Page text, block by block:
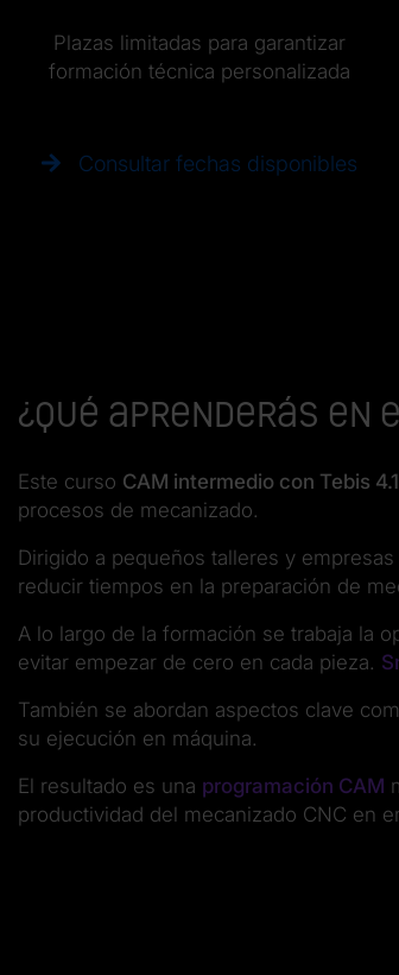
Plazas limitadas para garantizar
formación técnica personalizada
Consultar fechas disponibles
¿Qué aprenderás en
Este curso CAM intermedio con Tebis 4.1
procesos de mecanizado.
Dirigido a pequeños talleres y
reducir tiempos en la preparación de
A lo largo de la formación se trabaja la
evitar empezar de cero en cada pieza.
También se abordan aspectos clave
su ejecución en máquina.
El resultado es una programación CAM
productividad del mecanizado CNC en